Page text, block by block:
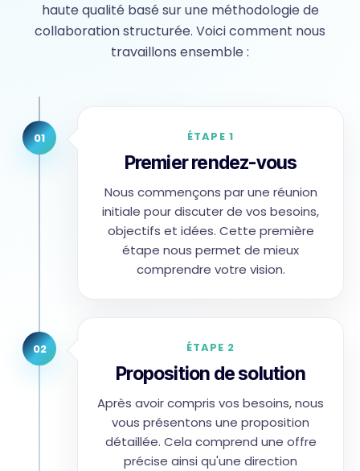
haute qualité basé sur une méthodologie de
collaboration structurée. Voici comment nous
travaillons ensemble :
01 ÉTAPE 1
Premier rendez-vous
Nous commençons par une réunion
initiale pour discuter de vos besoins,
objectifs et idées. Cette première
étape nous permet de mieux
comprendre votre vision.
02 ÉTAPE 2
Proposition de solution
Après avoir compris vos besoins, nous
vous présentons une proposition
détaillée. Cela comprend une offre
précise ainsi qu'une direction